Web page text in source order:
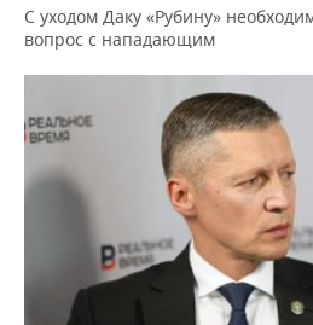
С уходом Даку «Рубину»
вопрос с нападающим